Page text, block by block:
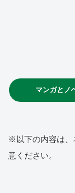
マンガとノ
※以下の内容は、
意ください。